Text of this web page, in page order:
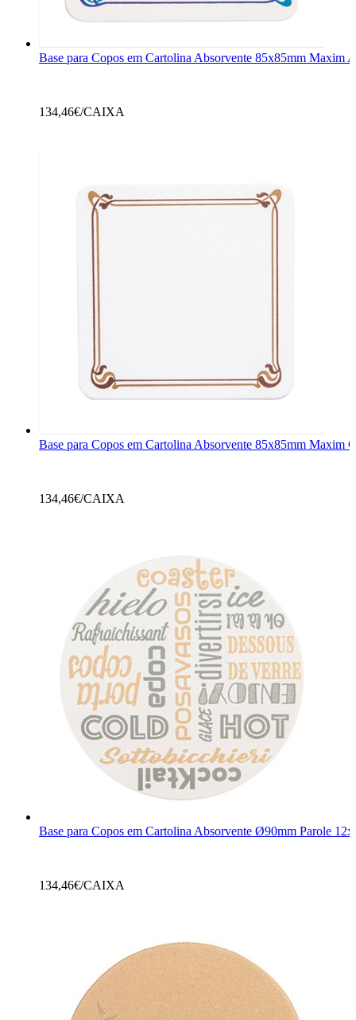
Base para Copos em Cartolina Absorvente 85x85mm Maxim
134,46€/CAIXA
Base para Copos em Cartolina Absorvente 85x85mm Maxim
134,46€/CAIXA
Base para Copos em Cartolina Absorvente Ø90mm Parole
134,46€/CAIXA